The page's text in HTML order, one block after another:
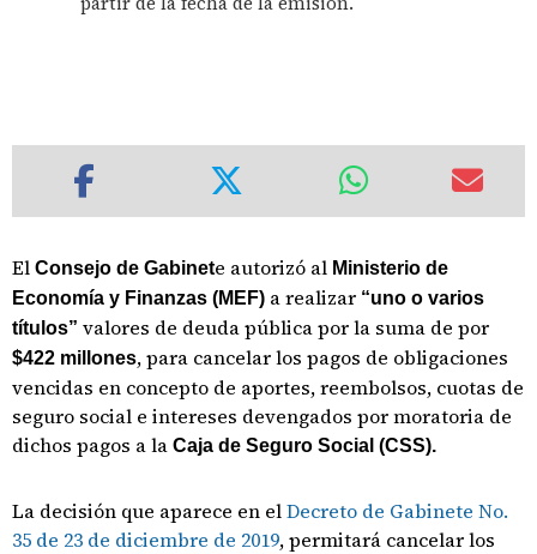
El Consejo de Gabinete autorizó al Ministerio de
Economía y Finanzas (MEF) a realizar “uno o varios
títulos” valores de deuda pública por la suma de por
$422 millones, para cancelar los pagos de obligaciones
vencidas en concepto de aportes, reembolsos, cuotas de
seguro social e intereses devengados por moratoria de
dichos pagos a la Caja de Seguro Social (CSS).
La decisión que aparece en elDecreto de Gabinete No.
35 de 23 de diciembre de 2019, permitará cancelar los